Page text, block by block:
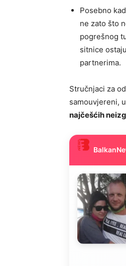
Posebno
ne zato što
pogrešnog
sitnice
partnerima.
Stručnjaci za
samouvjereni,
najčešćih